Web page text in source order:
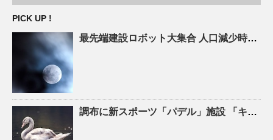
PICK UP !
最先端建設ロボット大集合 人口 減少時代の建設現場を救え! – ASCII.jp
調布に新スポーツ「パデル」施設 「キャプテン翼」高橋陽一さん手がける – 調布経済新聞